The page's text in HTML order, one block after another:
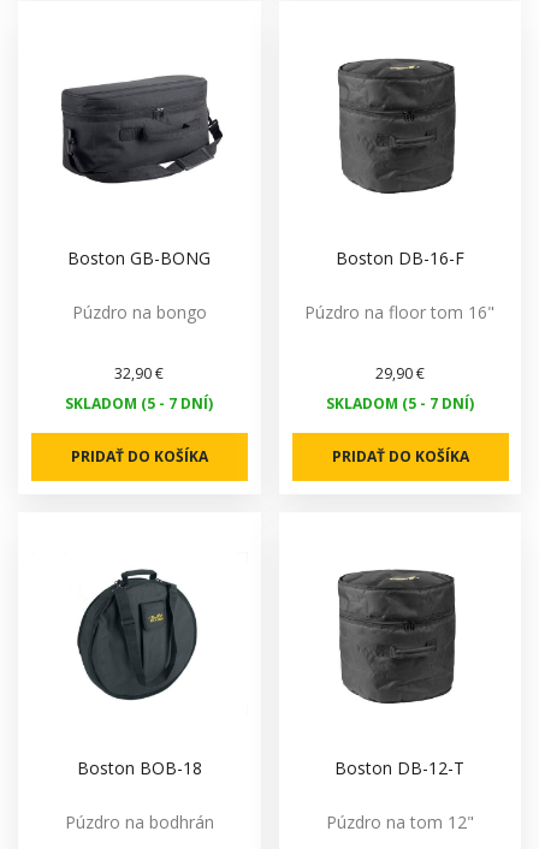
Boston GB-BONG
Púzdro na bongo
32,90 €
SKLADOM (5 - 7 DNÍ)
PRIDAŤ DO KOŠÍKA
Boston DB-16-F
Púzdro na floor tom 16"
29,90 €
SKLADOM (5 - 7 DNÍ)
PRIDAŤ DO KOŠÍKA
Boston BOB-18
Púzdro na bodhrán
Boston DB-12-T
Púzdro na tom 12"